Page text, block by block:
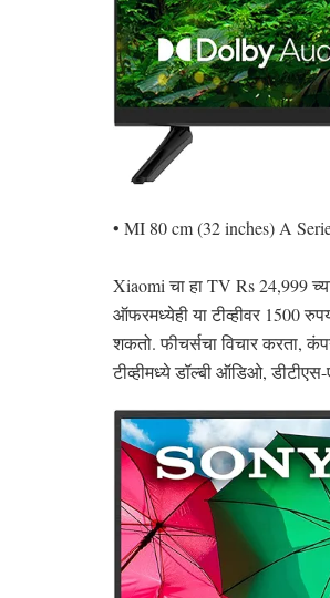
• MI 80 cm (32 inches) A
Xiaomi चा हा TV Rs 24,999
ऑफरमध्येही या टीव्हीवर 1500
शकतो. फीचर्सचा विचार करता,
टीव्हीमध्ये डॉल्बी ऑडिओ,